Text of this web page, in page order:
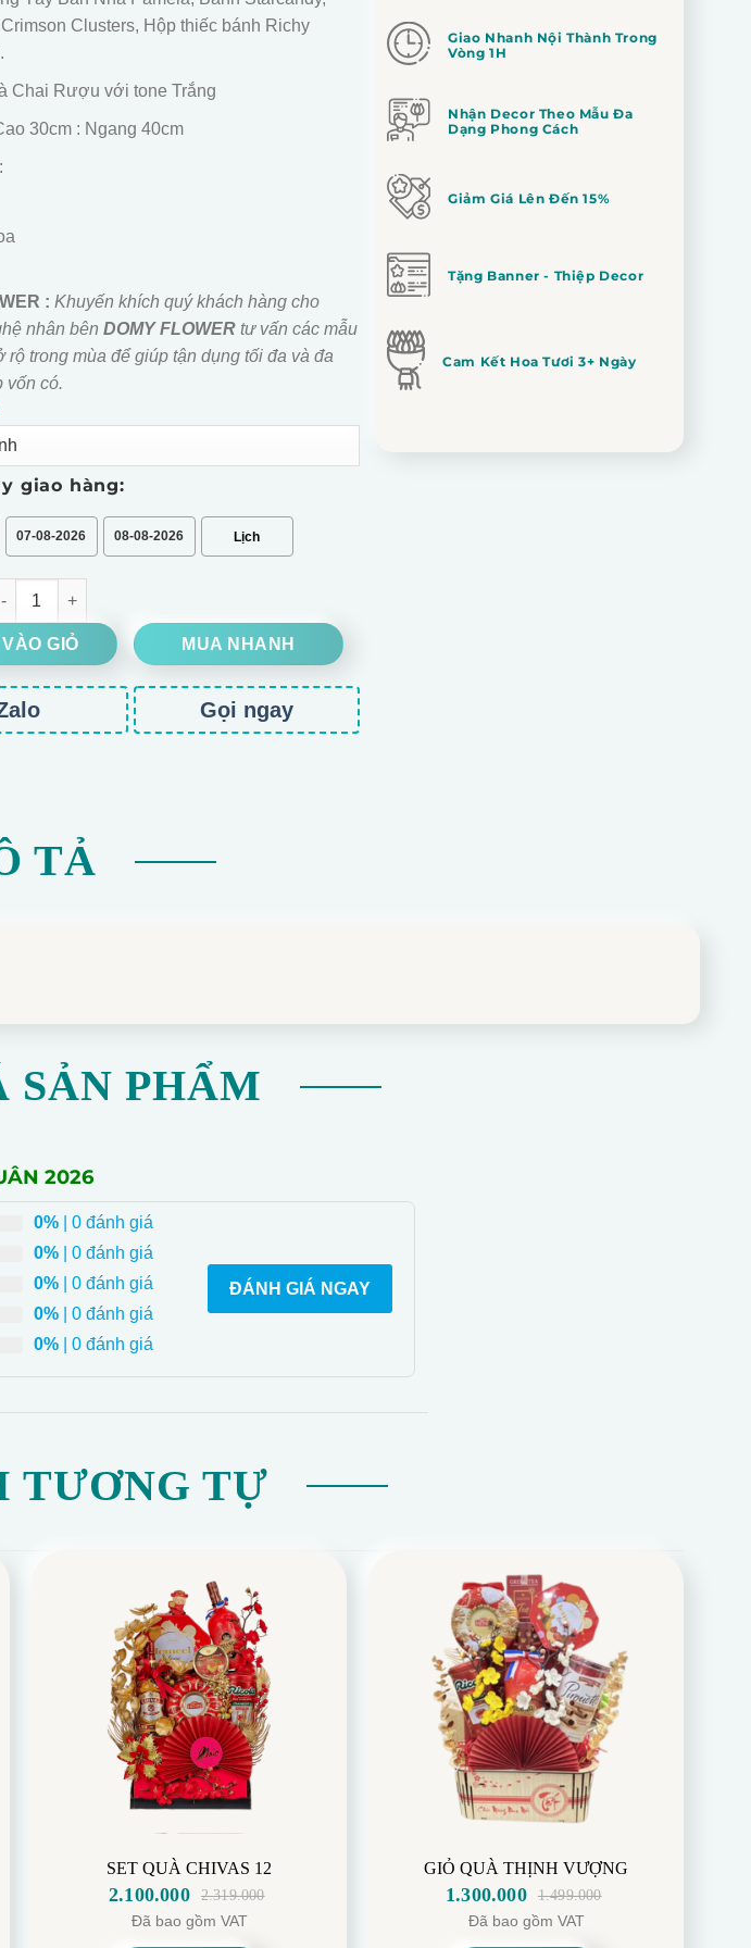
Clusters, Hộp thiếc bánh Richy
Chai Rượu với tone Trắng
30cm : Ngang 40cm
: Khuyến khích quý khách hàng cho
nhân bên DOMY FLOWERtư vấn các mẫu
rộ trong mùa để giúp tận dụng tối đa và đa
vốn có.
giao hàng:
07-08-2026 08-08-2026
VẠN THỌ XUÂN %currentyear% số lượng
GIỎ MUA NHANH
Gọi ngay
Giao Nhanh Nội Thành Trong
Vòng 1H
Nhận Decor Theo Mẫu Đa
Dạng Phong Cách
Giảm Giá Lên Đến 15%
Tặng Banner - Thiệp Decor
Cam Kết Hoa Tươi 3+ Ngày
TẢ
PHẨM
2026
0%| 0 đánh giá
0%| 0 đánh giá
0%| 0 đánh giá
0%| 0 đánh giá
0%| 0 đánh giá
ĐÁNH GIÁ NGAY
TƯƠNG TỰ
SET QUÀ CHIVAS 12
2.319.000
2.100.000
Đã bao gồm VAT
GIỎ QUÀ THỊNH VƯỢNG
1.499.000
1.300.000
Đã bao gồm VAT